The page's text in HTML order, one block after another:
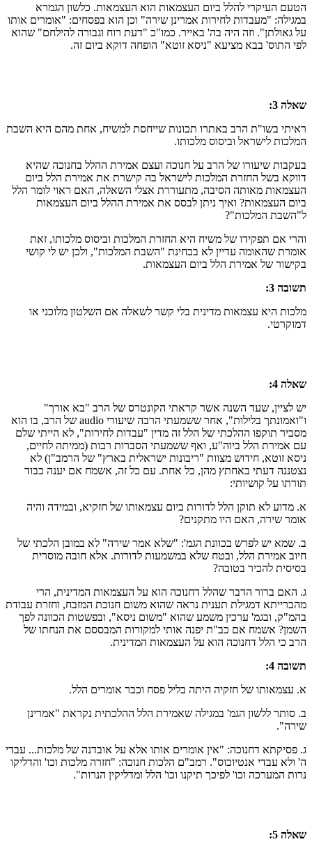
הטעם העיקרי להלל ביום העצמאות הוא העצמאות. כלשון הגמרא
במגילה: "מעבדות לחירות אמרינן שירה" וכן הוא בפסחים: "אומרים אותו
על גאולתן". וזה היה בה' באייר. כמו"כ "דעת רוח וגבורה להילחם" שהוא
לפי התוס' בבא מציעא "ניסא זוטא" הופחה דוקא ביום זה.
שאלה 3:
ראיתי בשו"ת הרב באתרו תכונות שייחסת למשיח, אחת מהם היא השבת
המלכות לישראל וביסוס מלכותו.
בעקבות שיעורו של הרב על חנוכה ועצם אמירת ההלל בחנוכה שהיא
דווקא בשל החזרת המלכות לישראל בה קישרת את אמירת הלל ביום
העצמאות מאותה הסיבה, מתעוררת אצלי השאלה, האם ראוי לומר הלל
ביום העצמאות? ואיך ניתן לבסס את אמירת ההלל ביום העצמאות
ל"השבת המלכות"?
והרי אם תפקידו של משיח היא החזרת המלכות וביסוס מלכותו, זאת
אומרת שהאומה עדיין לא בבחינת "השבת המלכות", ולכן יש לי קושי
בקישור של אמירת הלל ביום העצמאות.
תשובה 3:
מלכות היא עצמאות מדינית בלי קשר לשאלה אם השלטון מלוכני או
דמוקרטי.
שאלה 4:
יש לציין, שעד השנה אשר קראתי הקונטרס של הרב "בא אורך"
ו"ואמונתך בלילות", אחר ששמעתי הרבה שיעורי audio של הרב, בו הוא
מסביר תוקפו ההלכתי של הלל זה מדין "עבדות לחירות", לא הייתי שלם
עם אמירת הלל ביוה"ע, ואף ששמעתי הסברות רבות (ממיתה לחיים,
ניסא זוטא, חידוש מצוות "ריבונות ישראלית בארץ" של הרמב"ן) לא
נצטננה דעתי באחתץ מהן, כל אחת. עם כל זה, אשמח אם יענה כבוד
תורתו על קושיותי:
א. מדוע לא תוקן הלל לדורות ביום עצמאותו של חזקיא, ובמידה והיה
אומר שירה, האם היו מתקנים?
ב. שמא יש לפרש בכוונת הגמ': "שלא אמר שירה" לא במובן הלכתי של
חיוב אמירת הלל, ובטח שלא במשמעות לדורות. אלא חובה מוסרית
בסיסית להכיר בטובה?
ג. האם ברור הדבר שהלל דחנוכה הוא על העצמאות המדינית, הרי
מהברייתא דמגילת תענית נראה שהוא משום חנוכת המזבח, וחזרת עבודת
בהמ"ק, ובגמ' ערכין משמע שהוא "משום ניסא", ובפשטות הכוונה לפך
השמן? אשמח אם כב"ת יפנה אותי למקורות המבססם את הנחתו של
הרב כי הלל דחנוכה הוא על העצמאות המדינית.
תשובה 4:
א. עצמאותו של חזקיה היתה בליל פסח וכבר אומרים הלל.
ב. סותר ללשון הגמ' במגילה שאמירת הלל ההלכתית נקראת "אמרינן
שירה".
ג. פסיקתא דחנוכה: "אין אומרים אותו אלא על אובדנה של מלכות... עבדי
ה' ולא עבדי אנטיוכוס". רמב"ם הלכות חנוכה: "חזרה מלכות וכו' והדליקו
נרות המערכה וכו' לפיכך תיקנו וכו' הלל ומדליקין הנרות".
שאלה 5: